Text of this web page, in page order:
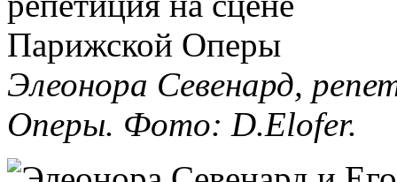
Элеонора Севенард,
Оперы. Фото: D.Elofer.